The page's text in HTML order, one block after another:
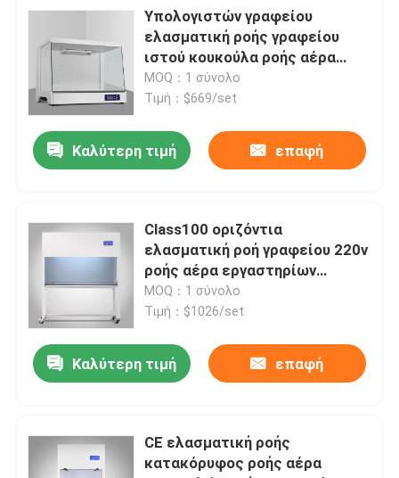
Εργαστηριακός ξηρότερος φούρνος
Βιομηχανικός φούρνος ξήρανσης
Θάλαμος υγρασίας θερμοκρασίας
Κλιματολογική αίθουσα
Ελασματικό γραφείο ροής αέρα
Φούρνος στεγνωτηρίου κενού
Υπολογιστών γραφείου
ελασματική ροής γραφείου
ιστού κουκούλα ροής αέρα
καλλιεργειών ελασματική
MOQ：1 σύνολο
Τιμή：$669/set
Καλύτερη τιμή επαφή
Class100 οριζόντια
ελασματική ροή γραφείου 220v
ροής αέρα εργαστηρίων
ελασματική
MOQ：1 σύνολο
Τιμή：$1026/set
Καλύτερη τιμή επαφή
CE ελασματική ροής
κατακόρυφος ροής αέρα